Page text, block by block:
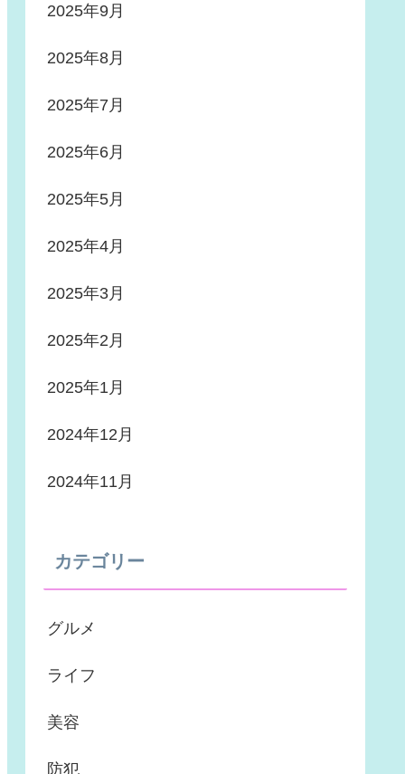
2025年9月
2025年8月
2025年7月
2025年6月
2025年5月
2025年4月
2025年3月
2025年2月
2025年1月
2024年12月
2024年11月
カテゴリー
グルメ
ライフ
美容
防犯